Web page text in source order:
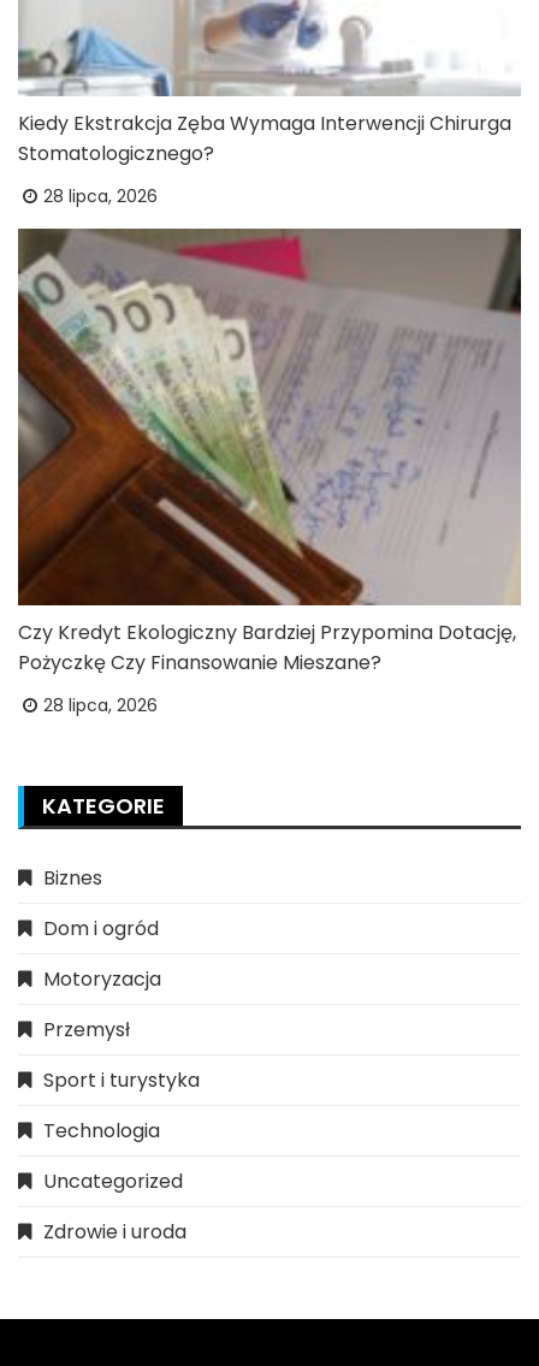
Kiedy Ekstrakcja Zęba Wymaga Interwencji Chirurga
Stomatologicznego?
28 lipca, 2026
Czy Kredyt Ekologiczny Bardziej Przypomina Dotację,
Pożyczkę Czy Finansowanie Mieszane?
28 lipca, 2026
KATEGORIE
Biznes
Dom i ogród
Motoryzacja
Przemysł
Sport i turystyka
Technologia
Uncategorized
Zdrowie i uroda